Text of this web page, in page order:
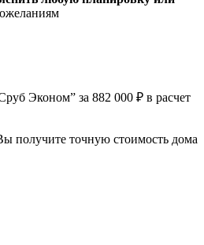
Эконом” за 882 000 ₽ в расчет
получите точную стоимость дома